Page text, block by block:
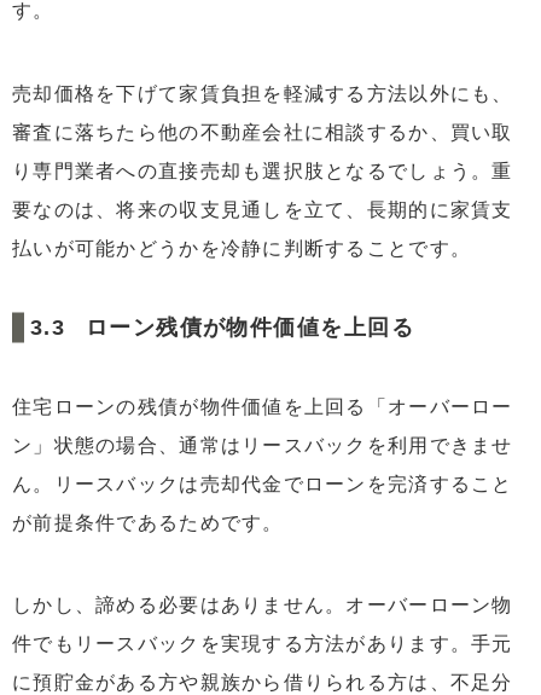
す。
売却価格を下げて家賃負担を軽減する方法以外にも、
審査に落ちたら他の不動産会社に相談するか、買い取
り専門業者への直接売却も選択肢となるでしょう。重
要なのは、将来の収支見通しを立て、長期的に家賃支
払いが可能かどうかを冷静に判断することです。
ローン残債が物件価値を上回る
住宅ローンの残債が物件価値を上回る「オーバーロー
ン」状態の場合、通常はリースバックを利用できませ
ん。リースバックは売却代金でローンを完済すること
が前提条件であるためです。
しかし、諦める必要はありません。オーバーローン物
件でもリースバックを実現する方法があります。手元
に預貯金がある方や親族から借りられる方は、不足分